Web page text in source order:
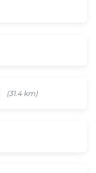
(31.4 km)